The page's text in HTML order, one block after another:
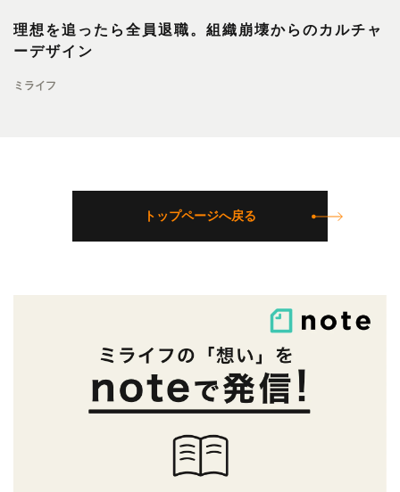
理想を追ったら全員退職。組織崩壊からのカルチャ
ーデザイン
ミライフ
トップページへ戻る